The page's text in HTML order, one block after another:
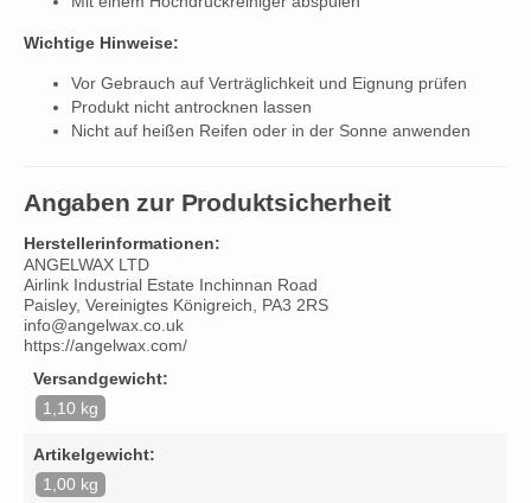
Wichtige Hinweise:
Vor Gebrauch auf Verträglichkeit und Eignung prüfen
Produkt nicht antrocknen lassen
Nicht auf heißen Reifen oder in der Sonne anwenden
Angaben zur Produktsicherheit
Herstellerinformationen:
ANGELWAX LTD
Airlink Industrial Estate Inchinnan Road
Paisley, Vereinigtes Königreich, PA3 2RS
info@angelwax.co.uk
https://angelwax.com/
Versandgewicht:
1,10 kg
Artikelgewicht:
1,00 kg